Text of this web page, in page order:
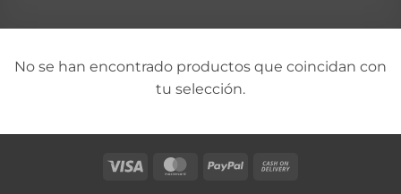
No se han encontrado productos que coincidan con
tu selección.
Visa MasterCardPayPal